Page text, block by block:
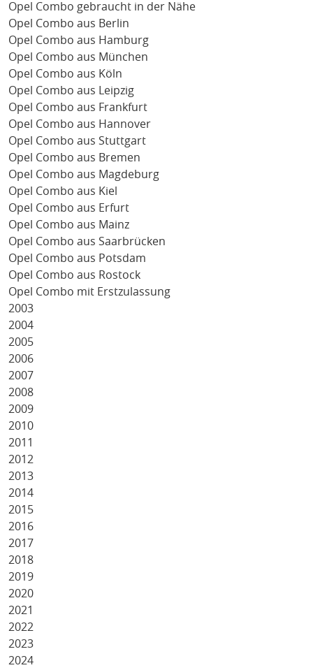
Opel Combo gebraucht in der Nähe
Opel Combo aus Berlin
Opel Combo aus Hamburg
Opel Combo aus München
Opel Combo aus Köln
Opel Combo aus Leipzig
Opel Combo aus Frankfurt
Opel Combo aus Hannover
Opel Combo aus Stuttgart
Opel Combo aus Bremen
Opel Combo aus Magdeburg
Opel Combo aus Kiel
Opel Combo aus Erfurt
Opel Combo aus Mainz
Opel Combo aus Saarbrücken
Opel Combo aus Potsdam
Opel Combo aus Rostock
Opel Combo mit Erstzulassung
2003
2004
2005
2006
2007
2008
2009
2010
2011
2012
2013
2014
2015
2016
2017
2018
2019
2020
2021
2022
2023
2024